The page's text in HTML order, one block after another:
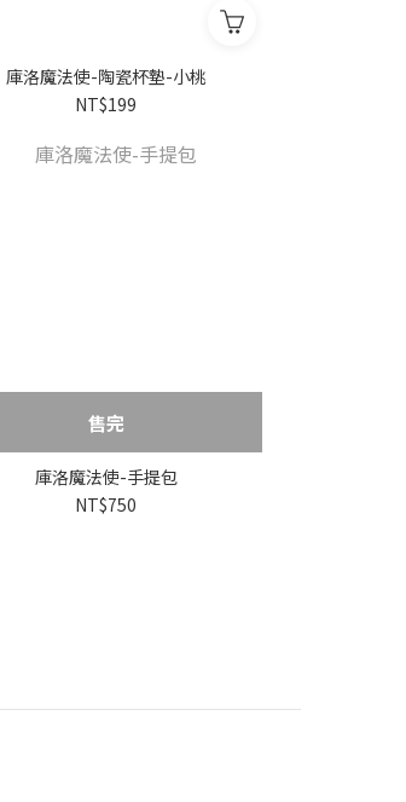
庫洛魔法使-陶瓷杯墊-小桃
NT$199
售完
庫洛魔法使-手提包
NT$750